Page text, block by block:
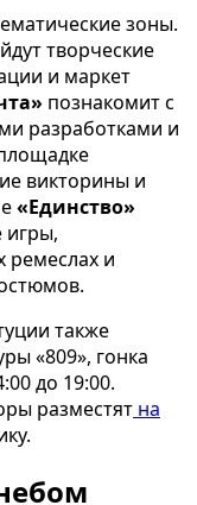
зоны.
творческие
и маркет
познакомит с
разработками и
викторины и
«Единство»
игры,
ремеслах и
также
«809», гонка
до 19:00.
разместят на